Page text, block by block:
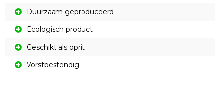
Duurzaam geproduceerd
Ecologisch product
Geschikt als oprit
Vorstbestendig